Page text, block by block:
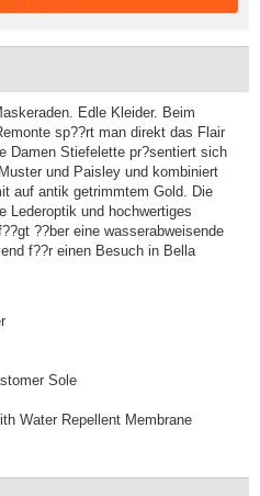
Edle Kleider. Beim
sp??rt man direkt das Flair
Damen Stiefelette pr?sentiert sich
und Paisley und kombiniert
auf antik getrimmtem Gold. Die
Lederoptik und hochwertiges
??ber eine wasserabweisende
f??r einen Besuch in Bella
Sole
Water Repellent Membrane